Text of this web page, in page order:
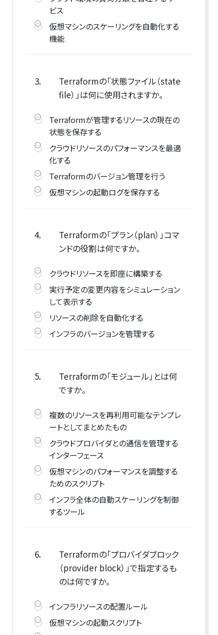
ビス
仮想マシンのスケーリングを自動化する
機能
3.
Terraformの「状態ファイル（state
file）」は何に使用されますか。
Terraformが管理するリソースの現在の
状態を保存する
クラウドリソースのパフォーマンスを最適
化する
Terraformのバージョン管理を行う
仮想マシンの起動ログを保存する
4.
Terraformの「プラン（plan）」コマ
ンドの役割は何ですか。
クラウドリソースを即座に構築する
実行予定の変更内容をシミュレーション
して表示する
リソースの削除を自動化する
インフラのバージョンを管理する
5.
Terraformの「モジュール」とは何
ですか。
複数のリソースを再利用可能なテンプレ
ートとしてまとめたもの
クラウドプロバイダとの通信を管理する
インターフェース
仮想マシンのパフォーマンスを調整する
ためのスクリプト
インフラ全体の自動スケーリングを制御
するツール
6.
Terraformの「プロバイダブロック
（provider block）」で指定するも
のは何ですか。
インフラリソースの配置ルール
仮想マシンの起動スクリプト